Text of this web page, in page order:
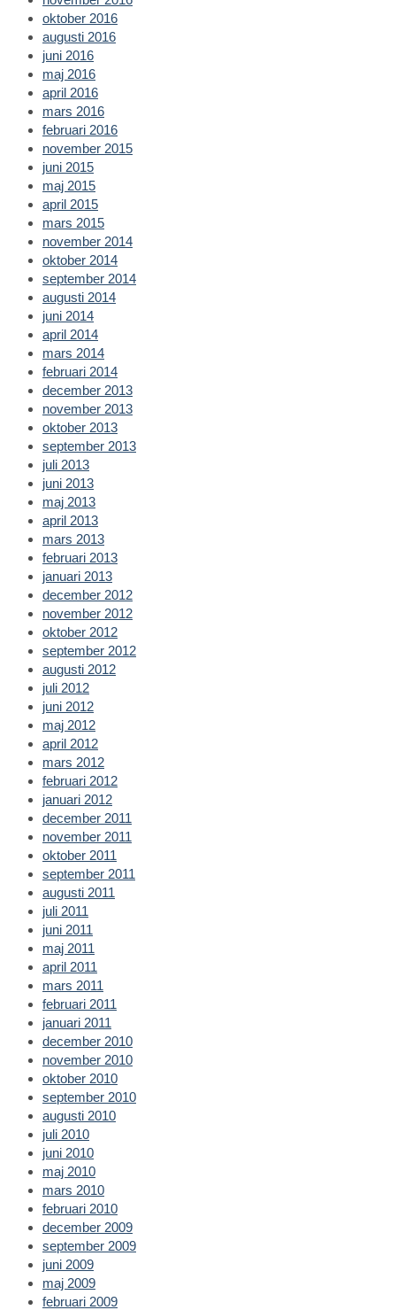
oktober 2016
augusti 2016
juni 2016
maj 2016
april 2016
mars 2016
februari 2016
november 2015
juni 2015
maj 2015
april 2015
mars 2015
november 2014
oktober 2014
september 2014
augusti 2014
juni 2014
april 2014
mars 2014
februari 2014
december 2013
november 2013
oktober 2013
september 2013
juli 2013
juni 2013
maj 2013
april 2013
mars 2013
februari 2013
januari 2013
december 2012
november 2012
oktober 2012
september 2012
augusti 2012
juli 2012
juni 2012
maj 2012
april 2012
mars 2012
februari 2012
januari 2012
december 2011
november 2011
oktober 2011
september 2011
augusti 2011
juli 2011
juni 2011
maj 2011
april 2011
mars 2011
februari 2011
januari 2011
december 2010
november 2010
oktober 2010
september 2010
augusti 2010
juli 2010
juni 2010
maj 2010
mars 2010
februari 2010
december 2009
september 2009
juni 2009
maj 2009
februari 2009